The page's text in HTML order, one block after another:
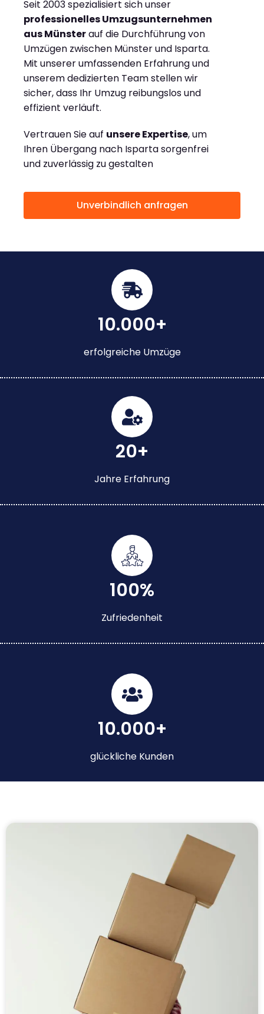
Seit 2003 spezialisiert sich unser
professionelles Umzugsunternehmen
aus Münsterauf die Durchführung von
Umzügen zwischen Münster und Isparta.
Mit unserer umfassenden Erfahrung und
unserem dedizierten Team stellen wir
sicher, dass Ihr Umzug reibungslos und
effizient verläuft.
Vertrauen Sie auf unsere Expertise, um
Ihren Übergang nach Isparta sorgenfrei
und zuverlässig zu gestalten
Unverbindlich anfragen
10.000+
erfolgreiche Umzüge
20+
Jahre Erfahrung
100%
Zufriedenheit
10.000+
glückliche Kunden